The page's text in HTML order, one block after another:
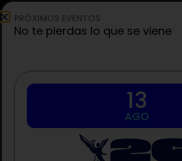
Ciência
para
potencial da
PRÓXIMOS EVENTOS
No te pierdas lo que se viene
13
AGO